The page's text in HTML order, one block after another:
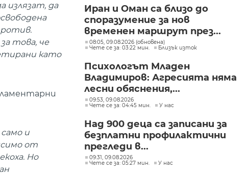
излязат, да
това, че
като
и
от
Но
Иран и Оман са близо до
споразумение за нов
временен маршрут през...
08:05, 09.08.2026 (обновена)
Чете се за: 03:22 мин.
Близък изток
Психологът Младен
Владимиров: Агресията няма
лесни обяснения,...
09:53, 09.08.2026
Чете се за: 04:45 мин.
У нас
Над 900 деца са записани за
безплатни профилактични
прегледи в...
09:31, 09.08.2026
Чете се за: 05:27 мин.
У нас